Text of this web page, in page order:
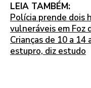
LEIA TAMBÉM:
Polícia prende dois
vulneráveis em Foz
Crianças de 10 a 14
estupro, diz estudo